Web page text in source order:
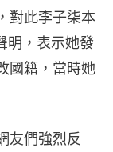
對此李子柒本
明，表示她發
國籍，當時她
友們強烈反